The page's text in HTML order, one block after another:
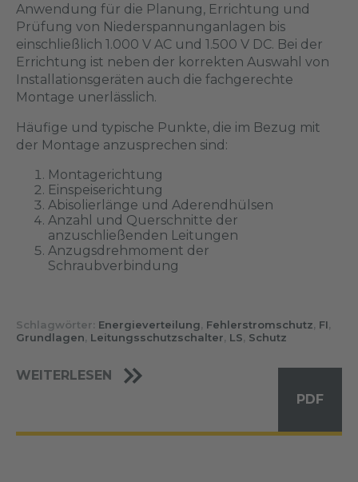
Anwendung für die Planung, Errichtung und
Prüfung von Niederspannunganlagen bis
einschließlich 1.000 V AC und 1.500 V DC. Bei der
Errichtung ist neben der korrekten Auswahl von
Installationsgeräten auch die fachgerechte
Montage unerlässlich.
Häufige und typische Punkte, die im Bezug mit
der Montage anzusprechen sind:
Montagerichtung
Einspeiserichtung
Abisolierlänge und Aderendhülsen
Anzahl und Querschnitte der
anzuschließenden Leitungen
Anzugsdrehmoment der
Schraubverbindung
Schlagwörter: Energieverteilung, Fehlerstromschutz, FI,
Grundlagen, Leitungsschutzschalter, LS, Schutz
WEITERLESEN
PDF